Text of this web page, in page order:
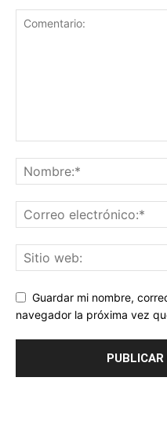
Guardar mi nombre,
navegador la próxima vez